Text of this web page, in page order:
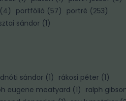
(4) portfólió (57) portré (253)
sándor (1)
sándor (1) rákosi péter (1)
eugene meatyard (1) ralph